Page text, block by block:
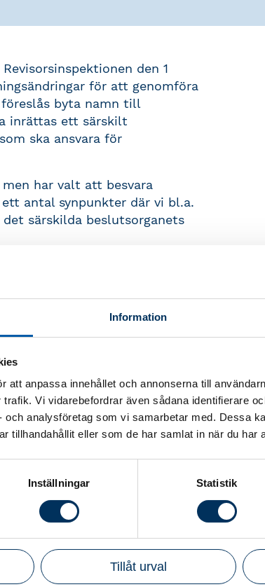
Information
att anpassa innehållet och annonserna till
Vi vidarebefordrar även sådana identifierare
och analysföretag som vi samarbetar med. Dessa
tillhandahållit eller som de har samlat in när du har
Inställningar Statistik
Tillåt urval
den 1
för att genomföra
föreslås byta namn till
inrättas ett särskilt
ska ansvara för
har valt att besvara
antal synpunkter där vi bl.a.
särskilda beslutsorganets